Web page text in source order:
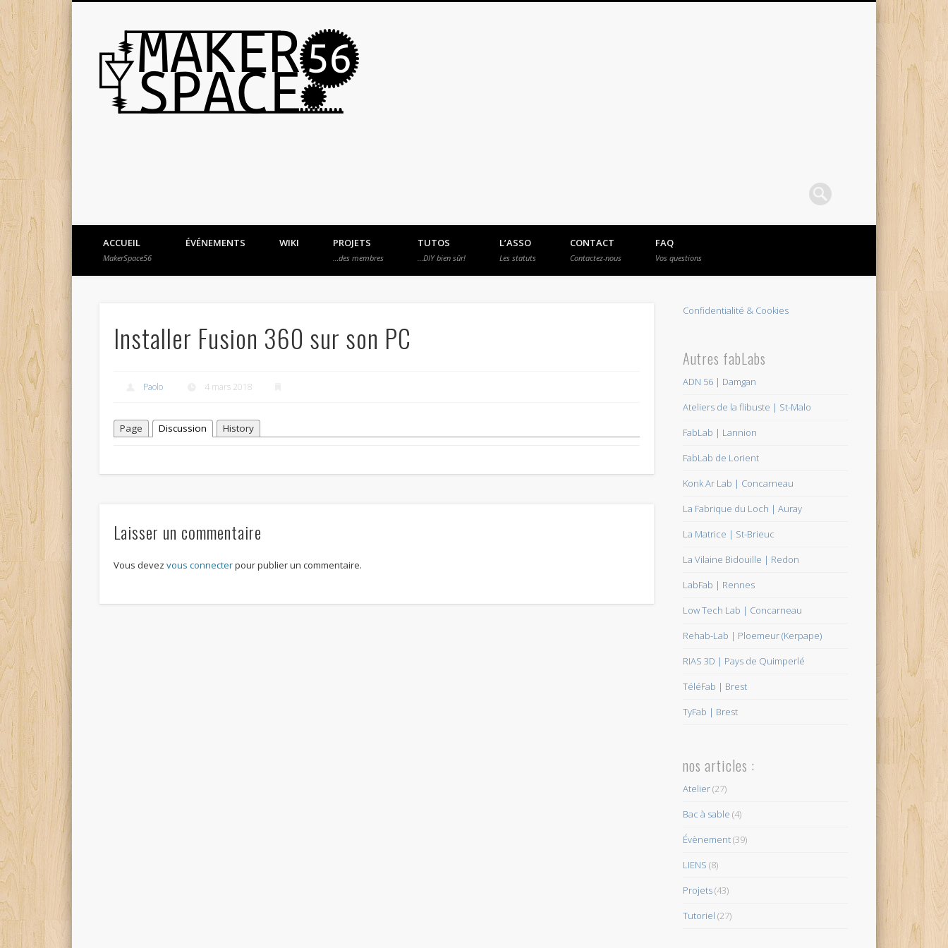
MakerSpace56
ACCUEIL
MakerSpace56
ÉVÉNEMENTS WIKI PROJETS
…des membres
TUTOS
…DIY bien sûr!
L’ASSO
Les statuts
CONTACT
Contactez-nous
FAQ
Vos questions
Installer Fusion 360 sur son PC
Paolo 4 mars 2018
Page Discussion History
Laisser un commentaire
Vous devez vous connecterpour publier un commentaire.
Confidentialité & Cookies
Autres fabLabs
ADN 56 | Damgan
Ateliers de la flibuste | St-Malo
FabLab | Lannion
FabLab de Lorient
Konk Ar Lab | Concarneau
La Fabrique du Loch | Auray
La Matrice | St-Brieuc
La Vilaine Bidouille | Redon
LabFab | Rennes
Low Tech Lab | Concarneau
Rehab-Lab | Ploemeur (Kerpape)
RIAS 3D | Pays de Quimperlé
TéléFab | Brest
TyFab | Brest
nos articles :
Atelier(27)
Bac à sable (4)
Évènement(39)
LIENS (8)
Projets(43)
Tutoriel (27)